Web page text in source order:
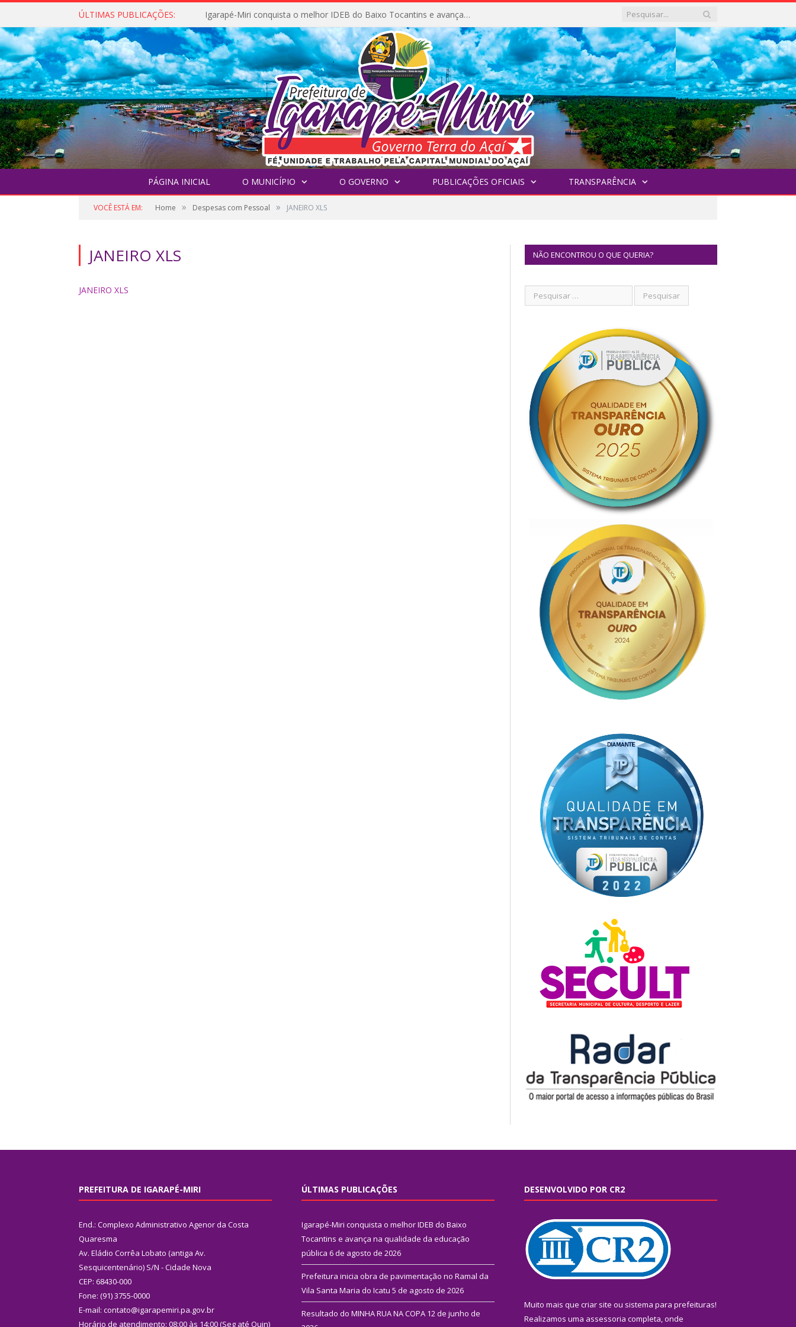
ÚLTIMAS PUBLICAÇÕES: Igarapé-Miri conquista o melhor IDEB do Baixo Tocantins e avança na qualidade da educação pública
PÁGINA INICIAL O MUNICÍPIO O GOVERNO PUBLICAÇÕES OFICIAIS TRANSPARÊNCIA
VOCÊ ESTÁ EM: Home » Despesas com Pessoal » JANEIRO XLS
JANEIRO XLS
JANEIRO XLS
NÃO ENCONTROU O QUE QUERIA?
PREFEITURA DE IGARAPÉ-MIRI
End.: Complexo Administrativo Agenor da Costa
Quaresma
Av. Eládio Corrêa Lobato (antiga Av.
Sesquicentenário) S/N - Cidade Nova
CEP: 68430-000
Fone: (91) 3755-0000
E-mail: contato@igarapemiri.pa.gov.br
Horário de atendimento: 08:00 às 14:00 (Seg até Quin)
ÚLTIMAS PUBLICAÇÕES
Igarapé-Miri conquista o melhor IDEB do Baixo
Tocantins e avança na qualidade da educação
pública 6 de agosto de 2026
Prefeitura inicia obra de pavimentação no Ramal da
Vila Santa Maria do Icatu 5 de agosto de 2026
Resultado do MINHA RUA NA COPA 12 de junho de
DESENVOLVIDO POR CR2
Muito mais que criar site ou sistema para prefeituras!
Realizamos uma assessoria completa, onde